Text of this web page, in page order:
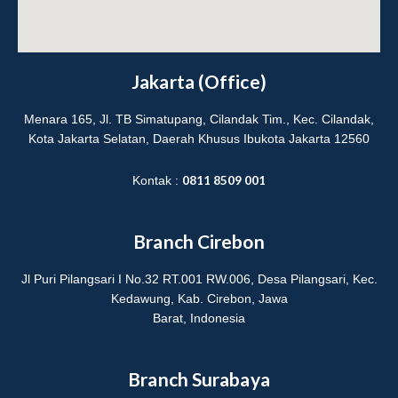
m
Jakarta (Office)
Menara 165, Jl. TB Simatupang, Cilandak Tim., Kec. Cilandak,
Kota Jakarta Selatan, Daerah Khusus Ibukota Jakarta 12560
Kontak : 0811 8509 001
Branch Cirebon
Jl Puri Pilangsari I No.32 RT.001 RW.006, Desa Pilangsari, Kec.
Kedawung, Kab. Cirebon, Jawa
Barat, Indonesia
Branch Surabaya